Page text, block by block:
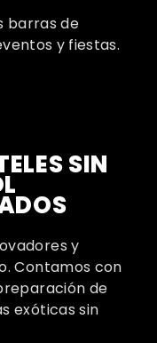
barras de
y fiestas.
SIN
y
Contamos con
de
exóticas sin